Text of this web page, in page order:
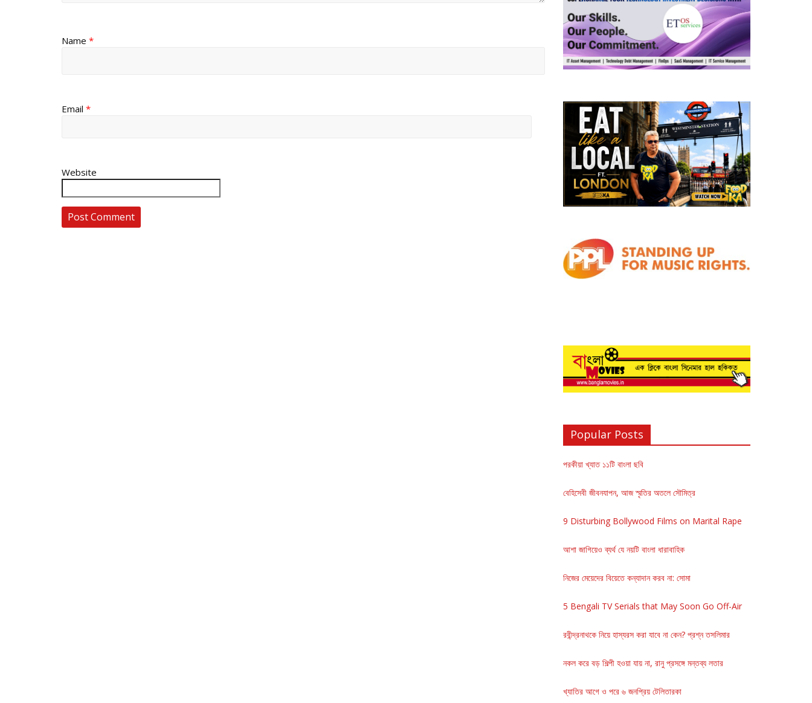
Name *
Email *
Website
Popular Posts
পরকীয়া খ্যাত ১১টি বাংলা ছবি
বেহিসেবী জীবনযাপন, আজ স্মৃতির অতলে সৌমিত্র
9 Disturbing Bollywood Films on Marital Rape
আশা জাগিয়েও ব্যর্থ যে নয়টি বাংলা ধারাবাহিক
নিজের মেয়েদের বিয়েতে কন্যাদান করব না: সোমা
5 Bengali TV Serials that May Soon Go Off-Air
রবীন্দ্রনাথকে নিয়ে হাস্যরস করা যাবে না কেন? প্রশ্ন তসলিমার
নকল করে বড় শিল্পী হওয়া যায় না, রানু প্রসঙ্গে মন্তব্য লতার
খ্যাতির আগে ও পরে ৬ জনপ্রিয় টেলিতারকা